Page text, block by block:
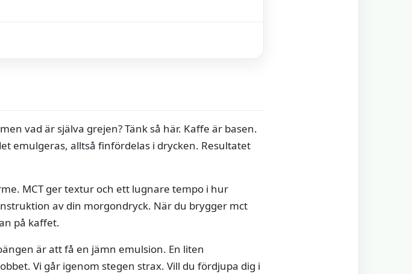
vad är själva grejen? Tänk så här. Kaffe är basen.
emulgeras, alltså finfördelas i drycken. Resultatet
MCT ger textur och ett lugnare tempo i hur
av din morgondryck. När du brygger mct
på kaffet.
är att få en jämn emulsion. En liten
Vi går igenom stegen strax. Vill du fördjupa dig i